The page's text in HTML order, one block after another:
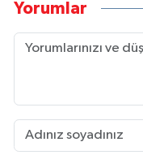
Yorumlar